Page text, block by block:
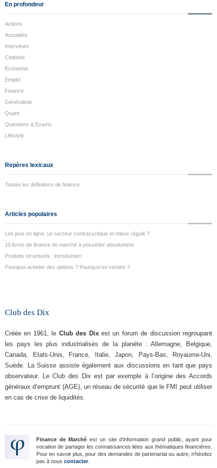
En profondeur
Actions
Actualités
Interviews
Citations
Economie
Emploi
Finance
Généraliste
Quant
Questions & Exams
Lifestyle
Repères lexicaux
Toutes les définitions de finance
Articles populaires
Les jeux en ligne, un secteur contracyclique et mieux régulé ?
10 livres de finance de marché à posséder absolument
Produits structurés : introduction
Pourquoi acheter des options ? Pourquoi en vendre ?
Club des Dix
Créée en 1961, le Club des Dixest un forum de discussion regroupant
les pays les plus industrialisés de la planète : Allemagne, Belgique,
Canada, Etats-Unis, France, Italie, Japon, Pays-Bas, Royaume-Uni,
Suède. La Suisse assiste également aux discussions en tant que pays
observateur. Le Club des Dix est par exemple à l’origine des Accords
généraux d’emprunt (AGE), un réseau de sécurité que le FMI peut utiliser
en cas de crise de liquidités.
Finance de Marché est un site d’information grand public, ayant pour
vocation de partager les connaissances liées aux thématiques financières.
Pour en savoir plus, pour des demandes de partenariat ou autre, n'hésitez
pas à nous contacter.